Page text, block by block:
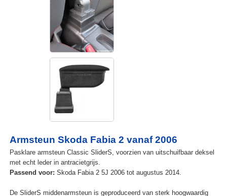
Armsteun Skoda Fabia 2 vanaf 2006
Pasklare armsteun Classic SliderS, voorzien van uitschuifbaar deksel
met echt leder in antracietgrijs.
Passend voor: Skoda Fabia 2 5J 2006 tot augustus 2014.
De SliderS middenarmsteun is geproduceerd van sterk hoogwaardig